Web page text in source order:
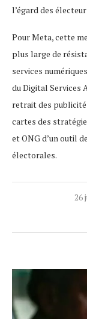
l’égard des
Pour Meta, cette
plus large de
services
du Digital Services
retrait des
cartes des
et ONG d’un outil
électorales.
26